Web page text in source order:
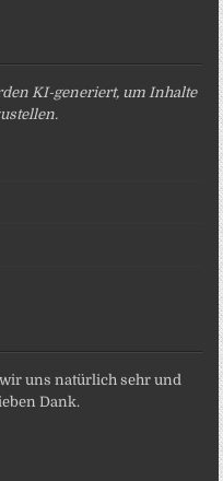
KI-generiert, um Inhalte
uns natürlich sehr und
Dank.